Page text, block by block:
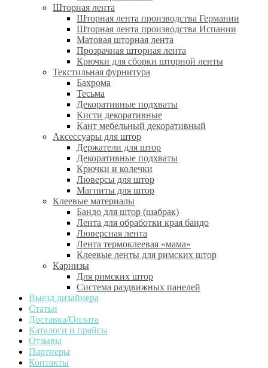
Шторная лента
Шторная лента производства Германии
Шторная лента производства Испании
Матовая шторная лента
Прозрачная шторная лента
Крючки для сборки шторной ленты
Текстильная фурнитура
Бахрома
Тесьма
Декоративные подхваты
Кисти декоративные
Кант мебельный декоративный
Аксессуары для штор
Держатели для штор
Декоративные подхваты
Крючки и колечки
Люверсы для штор
Магниты для штор
Клеевые материалы
Бандо для штор (шабрак)
Лента для обработки края бандо
Люверсная лента
Лента термоклеевая «мама»
Клеевые ленты для римских штор
Карнизы
Для римских штор
Система раздвижных панелей
Выезд дизайнера
Статьи
Доставка/Оплата
Каталоги и прайсы
Отзывы
Партнеры
Контакты